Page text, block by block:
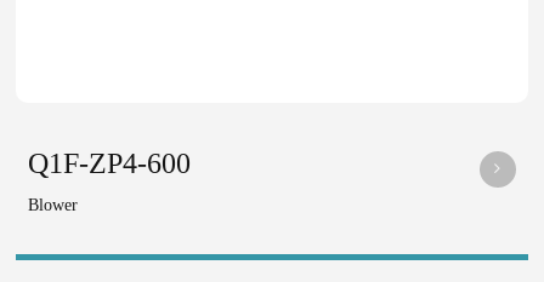
Q1F-ZP4-600
Blower